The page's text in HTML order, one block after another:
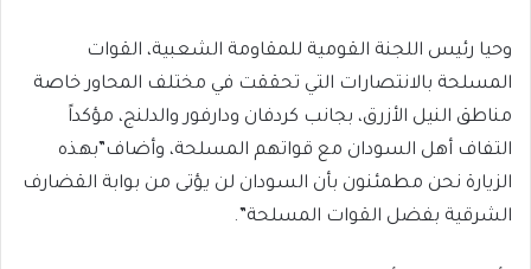
وحيا رئيس اللجنة القومية للمقاومة الشعبية، القوات
المسلحة بالانتصارات التي تحققت في مختلف المحاور خاصة
مناطق النيل الأزرق، بجانب كردفان ودارفور والدلنج، مؤكداً
التفاف أهل السودان مع قواتهم المسلحة، وأضاف”بهذه
الزيارة نحن مطمئنون بأن السودان لن يؤتى من بوابة القضارف
الشرقية بفضل القوات المسلحة”.